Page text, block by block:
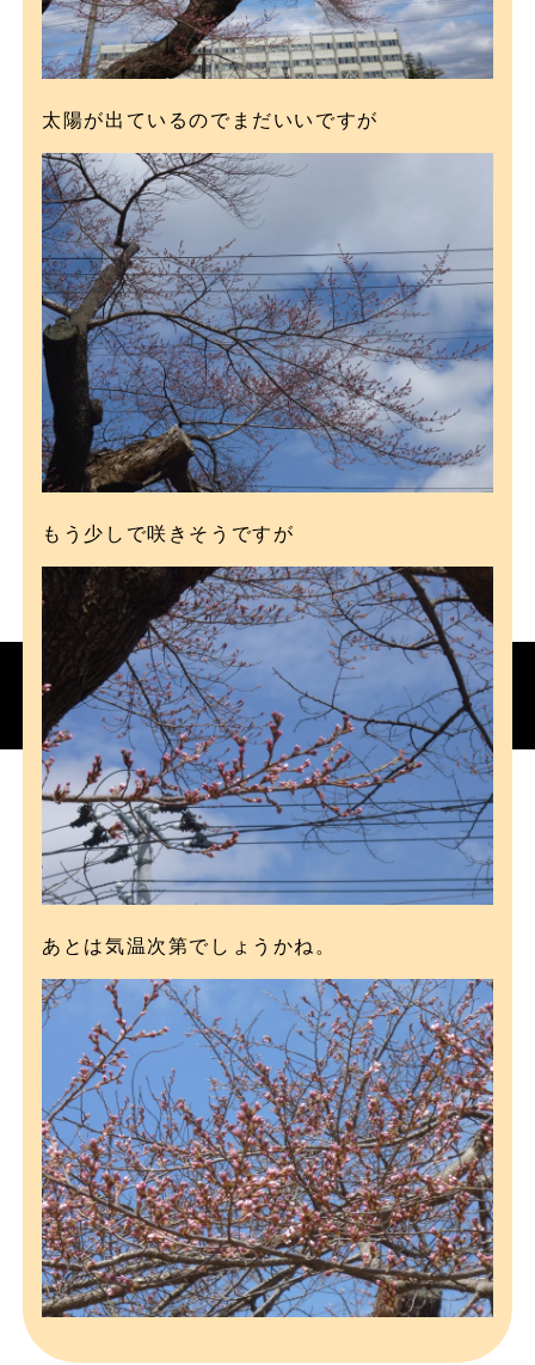
太陽が出ているのでまだいいですが
もう少しで咲きそうですが
あとは気温次第でしょうかね。